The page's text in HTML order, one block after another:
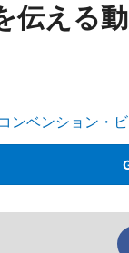
伝える
ンベンション・